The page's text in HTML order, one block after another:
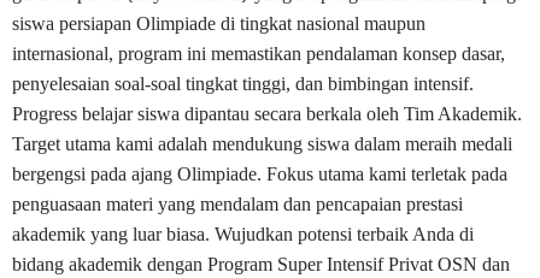
siswa persiapan Olimpiade di tingkat nasional maupun
internasional, program ini memastikan pendalaman konsep dasar,
penyelesaian soal-soal tingkat tinggi, dan bimbingan intensif.
Progress belajar siswa dipantau secara berkala oleh Tim Akademik.
Target utama kami adalah mendukung siswa dalam meraih medali
bergengsi pada ajang Olimpiade. Fokus utama kami terletak pada
penguasaan materi yang mendalam dan pencapaian prestasi
akademik yang luar biasa. Wujudkan potensi terbaik Anda di
bidang akademik dengan Program Super Intensif Privat OSN dan